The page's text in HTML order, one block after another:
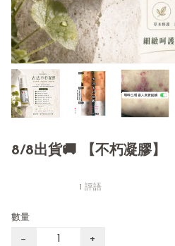
8/8出貨🚚 【不朽凝膠】
1 評語
數量
− +